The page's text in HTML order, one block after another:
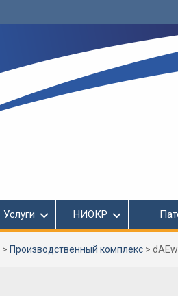
Услуги НИОКР
> Производственный комплекс >